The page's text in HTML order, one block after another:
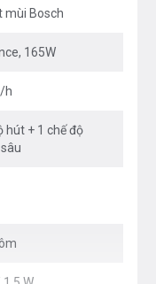
lớn hay nhỏ, hút
Bosch sẽ điều
chổi than
của Bosch được
mùi Bosch
165W
h
hút + 1 chế độ